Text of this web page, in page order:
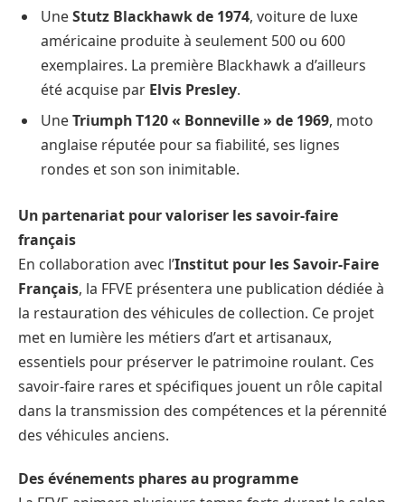
UneStutz Blackhawk de 1974, voiture de luxe
américaine produite à seulement 500 ou 600
exemplaires. La première Blackhawk a d’ailleurs
été acquise par Elvis Presley.
UneTriumph T120 « Bonneville » de 1969, moto
anglaise réputée pour sa fiabilité, ses lignes
rondes et son son inimitable.
Un partenariat pour valoriser les savoir-faire
français
En collaboration avec l’Institut pour les Savoir-Faire
Français, la FFVE présentera une publication dédiée à
la restauration des véhicules de collection. Ce projet
met en lumière les métiers d’art et artisanaux,
essentiels pour préserver le patrimoine roulant. Ces
savoir-faire rares et spécifiques jouent un rôle capital
dans la transmission des compétences et la pérennité
des véhicules anciens.
Des événements phares au programme